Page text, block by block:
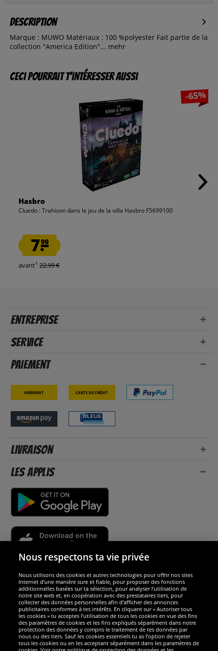
Description
Marque : MUWO Matériaux : 100 %polyester Fait partie de la
collection "America Edition"... mehr
Ceci pourrait t’intéresser aussi
-65%
Hasbro
Cluedo : Trahison dans le jeu de la villa Hasbro F5699100
7.99
avant1 22,99 €
Entreprise
Service
Paiement
Virement Carte de crédit
Livraison
Les applis
Sécurité
Nous sommes excellents
Nous respectons ta vie privée
Nous utilisons des cookies et autres technologies pour offrir nos sites
Internet d’une manière sure et fiable, pour proposer des fonctions
additionnelles basées sur ta sélection, pour analyser l’utilisation de
notre site web et, en coopération avec des prestataires tiers, pour
collecter des données personnelles afin d’afficher des annonces
publicitaires conformes à tes intérêts. En cliquant sur « Autoriser tous
les cookies » tu acceptes l’utilisation de tous les cookies en vue des fins
des paramètres de cookies et les fins expliqués séparément dans notre
protection des données y compris le traitement de tes données par
nous ou des tiers. Sauf les cookies essentiels tu as l’option de rejeter
tous les cookies ou en les acceptant séparément dans les paramètres de